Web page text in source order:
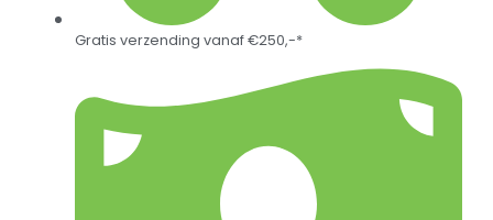
Gratis verzending vanaf €250,-*